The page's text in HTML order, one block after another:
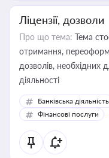
Ліцензії, дозволи
Про що тема: Тема
отримання,
дозволів, необхідних
діяльності
Банківська діяльність
Фінансові послуги